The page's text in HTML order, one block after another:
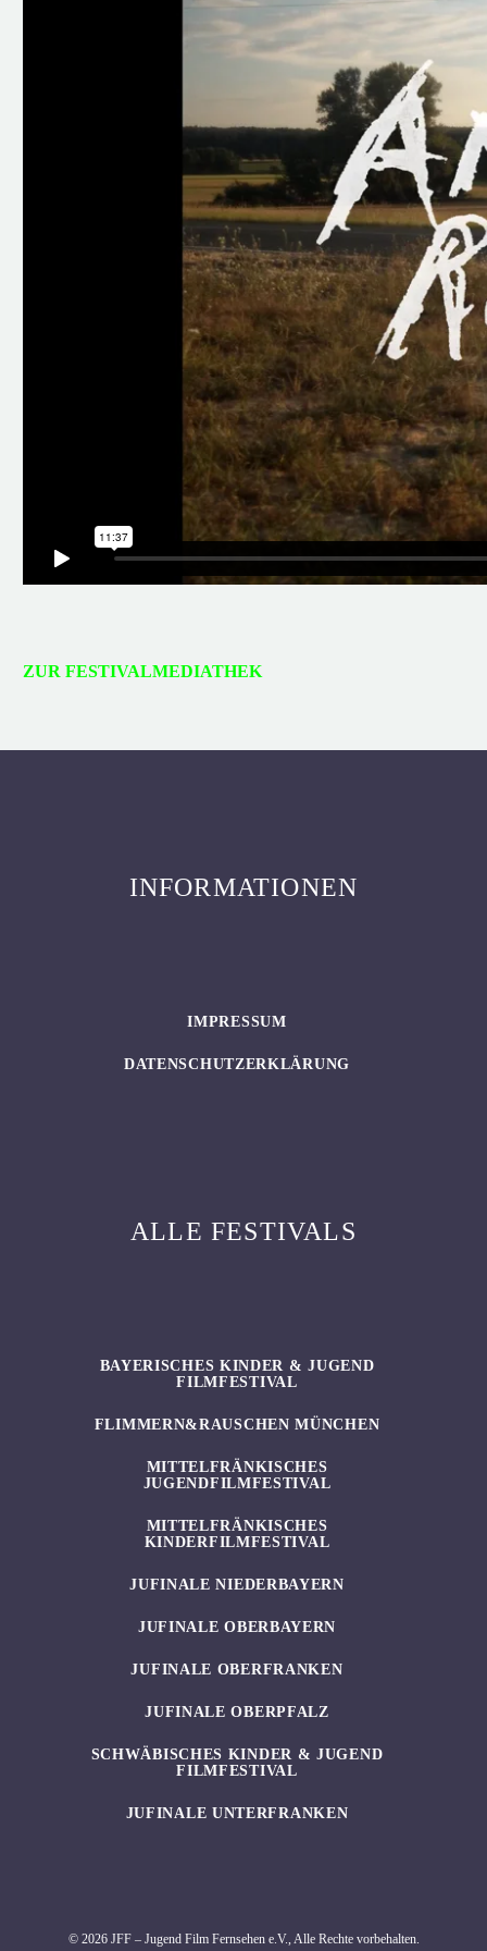
ZUR FESTIVALMEDIATHEK
INFORMATIONEN
IMPRESSUM
DATENSCHUTZERKLÄRUNG
ALLE FESTIVALS
BAYERISCHES KINDER & JUGEND
FILMFESTIVAL
FLIMMERN&RAUSCHEN MÜNCHEN
MITTELFRÄNKISCHES
JUGENDFILMFESTIVAL
MITTELFRÄNKISCHES
KINDERFILMFESTIVAL
JUFINALE NIEDERBAYERN
JUFINALE OBERBAYERN
JUFINALE OBERFRANKEN
JUFINALE OBERPFALZ
SCHWÄBISCHES KINDER & JUGEND
FILMFESTIVAL
JUFINALE UNTERFRANKEN
© 2026 JFF – Jugend Film Fernsehen e.V., Alle Rechte vorbehalten.